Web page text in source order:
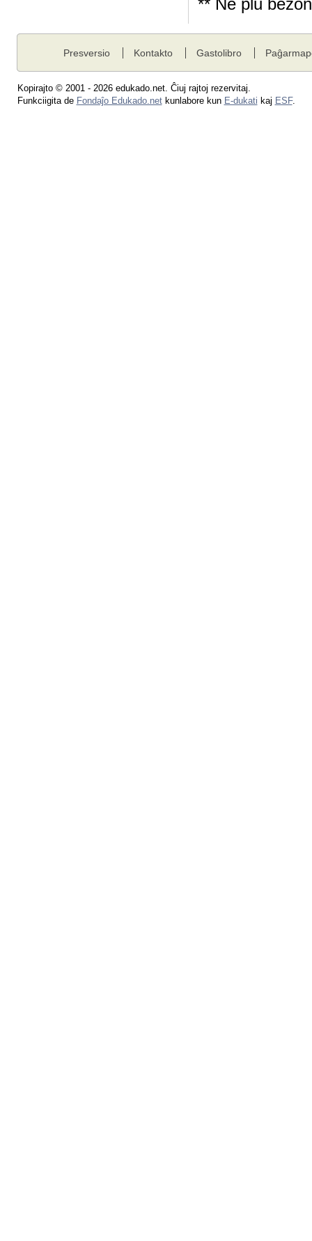
Presversio Kontakto Gastolibro
Kopirajto © 2001 - 2026 edukado.net. Ĉiuj rajtoj rezervitaj.
Funkciigita de Fondaĵo Edukado.netkunlabore kun E-dukati kaj ESF.